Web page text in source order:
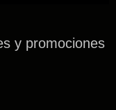
y promociones